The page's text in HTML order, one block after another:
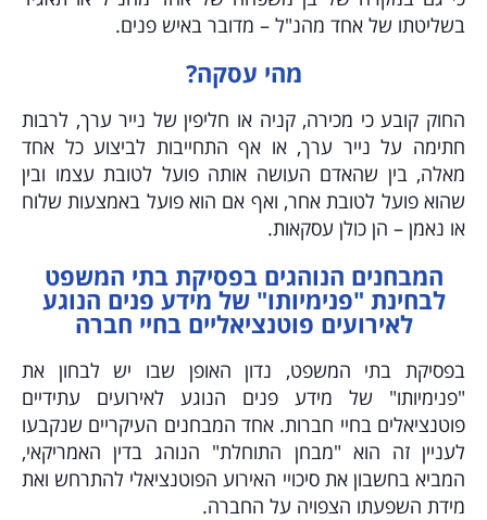
בשליטתו של אחד מהנ"ל – מדובר באיש פנים.
מהי עסקה?
החוק קובע כי מכירה, קניה או חליפין של נייר ערך, לרבות
חתימה על נייר ערך, או אף התחייבות לביצוע כל אחד
מאלה, בין שהאדם העושה אותה פועל לטובת עצמו ובין
שהוא פועל לטובת אחר, ואף אם הוא פועל באמצעות שלוח
או נאמן – הן כולן עסקאות.
המבחנים הנוהגים בפסיקת בתי המשפט
לבחינת "פנימיותו" של מידע פנים הנוגע
לאירועים פוטנציאליים בחיי חברה
בפסיקת בתי המשפט, נדון האופן שבו יש לבחון את
"פנימיותו" של מידע פנים הנוגע לאירועים עתידיים
פוטנציאלים בחיי חברות. אחד המבחנים העיקריים שנקבעו
לעניין זה הוא "מבחן התוחלת" הנוהג בדין האמריקאי,
המביא בחשבון את סיכויי האירוע הפוטנציאלי להתרחש ואת
מידת השפעתו הצפויה על החברה.